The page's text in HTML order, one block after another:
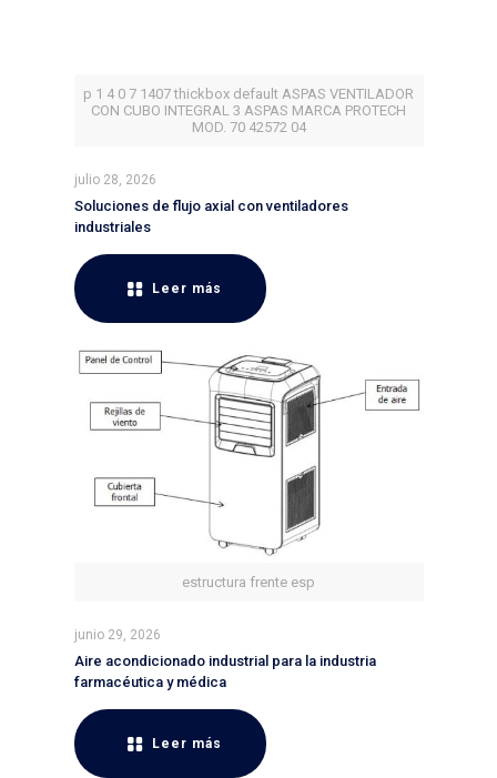
p 1 4 0 7 1407 thickbox default ASPAS VENTILADOR
CON CUBO INTEGRAL 3 ASPAS MARCA PROTECH
MOD. 70 42572 04
julio 28, 2026
Soluciones de flujo axial con ventiladores
industriales
Leer más
estructura frente esp
junio 29, 2026
Aire acondicionado industrial para la industria
farmacéutica y médica
Leer más